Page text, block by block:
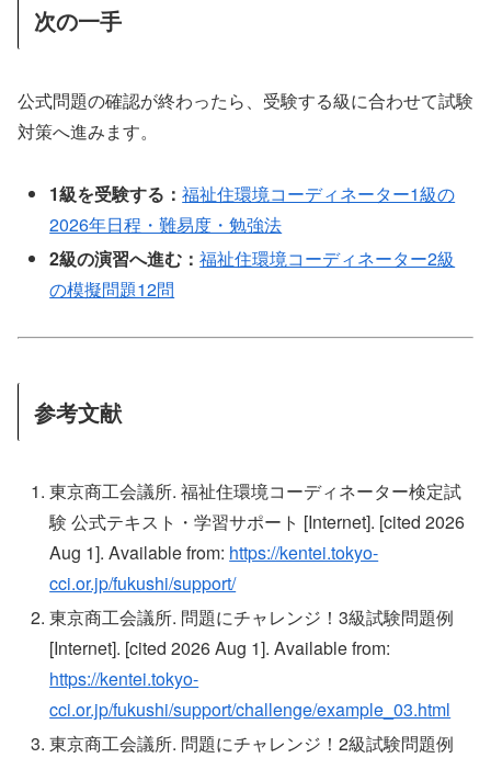
次の一手
公式問題の確認が終わったら、受験する級に合わせて試験
対策へ進みます。
1級を受験する：福祉住環境コーディネーター1級の
2026年日程・難易度・勉強法
2級の演習へ進む：福祉住環境コーディネーター2級
の模擬問題12問
参考文献
東京商工会議所. 福祉住環境コーディネーター検定試
験 公式テキスト・学習サポート [Internet]. [cited 2026
Aug 1]. Available from: https://kentei.tokyo-
cci.or.jp/fukushi/support/
東京商工会議所. 問題にチャレンジ！3級試験問題例
[Internet]. [cited 2026 Aug 1]. Available from:
https://kentei.tokyo-
cci.or.jp/fukushi/support/challenge/example_03.html
東京商工会議所. 問題にチャレンジ！2級試験問題例